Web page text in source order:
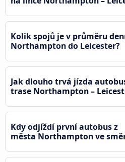
Kolik spojů je v průměru
Northampton do Leicester?
Jak dlouho trvá jízda
trase Northampton –
Kdy odjíždí první autobus z
města Northampton ve